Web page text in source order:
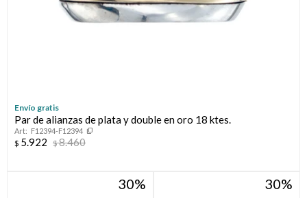
Envío gratis
Par de alianzas de plata y double en oro 18 ktes.
F12394-F12394
$ 5.922 $8.460
30 30
Día del Maestro
Nacimiento